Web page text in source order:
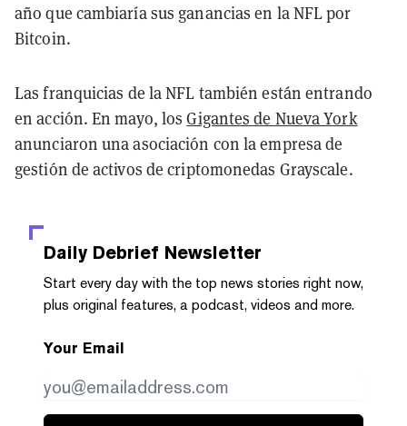
año que cambiaría sus ganancias en la NFL por
Bitcoin.
Las franquicias de la NFL también están entrando
en acción. En mayo, losGigantes de Nueva York
anunciaron una asociación con la empresa de
gestión de activos de criptomonedas Grayscale.
Daily Debrief Newsletter
Start every day with the top news stories right now,
plus original features, a podcast, videos and more.
Your Email